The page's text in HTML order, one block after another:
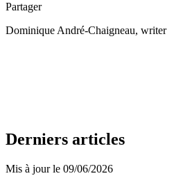
Partager
Dominique André-Chaigneau, writer
Derniers articles
Mis à jour le 09/06/2026